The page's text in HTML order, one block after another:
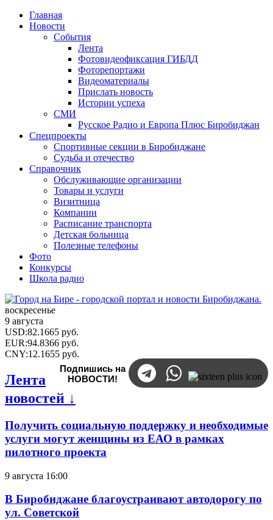
Главная
Новости
События
Лента
Фотовидеофиксация ГИБДД
Фоторепортажи
Видеоматериалы
Прислать новость
Истории успеха
СМИ
Русское Радио и Европа Плюс Биробиджан
Спецпроекты
Спортивные секции в Биробиджане
Судьба и отечество
Справочник
Обслуживающие организации
Товары и услуги
Визитница
Компании
Расписание транспорта
Детская больница
Полезные телефоны
Фото
Конкурсы
Школа радио
воскресенье
9 августа
USD:82.1665 руб.
EUR:94.8366 руб.
CNY:12.1655 руб.
Подпишись на
НОВОСТИ!
Лента
новостей ↓
Получить социальную поддержку и необходимые
услуги могут женщины из ЕАО в рамках
пилотного проекта
9 августа 16:00
В Биробиджане благоустраивают автодорогу по
ул. Советской